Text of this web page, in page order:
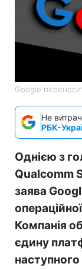
Google
Не
РБК-
Однією з
Qualcomm
заява
Компанія
єдину